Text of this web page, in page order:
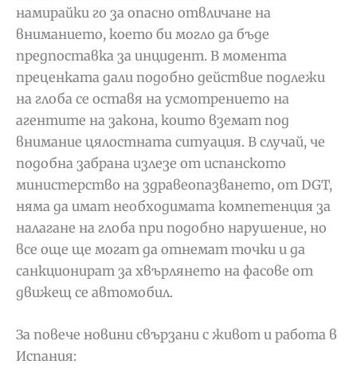
намирайки го за опасно отвличане на
вниманието, което би могло да бъде
предпоставка за инцидент. В момента
преценката дали подобно действие подлежи
на глоба се оставя на усмотрението на
агентите на закона, които вземат под
внимание цялостната ситуация. В случай, че
подобна забрана излезе от испанското
министерство на здравеопазването, от DGT,
няма да имат необходимата компетенция за
налагане на глоба при подобно нарушение, но
все още ще могат да отнемат точки и да
санкционират за хвърлянето на фасове от
движещ се автомобил.
За повече новини свързани с живот и работа в
Испания: